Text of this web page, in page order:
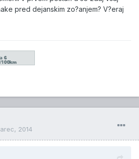
pred dejanskim zo?anjem? V?eraj
2014